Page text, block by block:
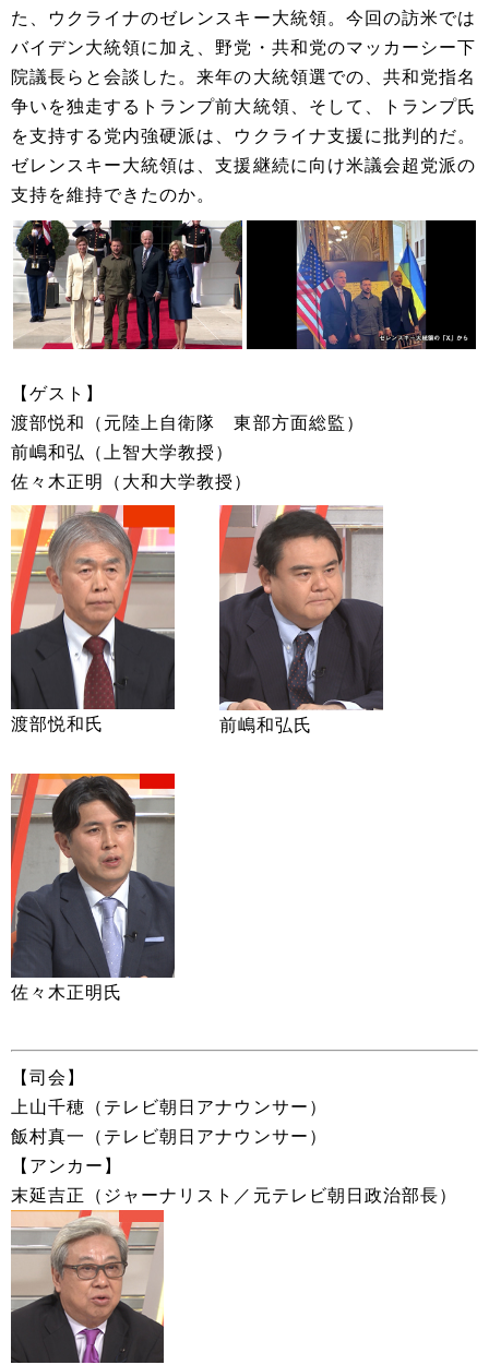
た、ウクライナのゼレンスキー大統領。今回の訪米では
バイデン大統領に加え、野党・共和党のマッカーシー下
院議長らと会談した。来年の大統領選での、共和党指名
争いを独走するトランプ前大統領、そして、トランプ氏
を支持する党内強硬派は、ウクライナ支援に批判的だ。
ゼレンスキー大統領は、支援継続に向け米議会超党派の
支持を維持できたのか。
【ゲスト】
渡部悦和（元陸上自衛隊 東部方面総監）
前嶋和弘（上智大学教授）
佐々木正明（大和大学教授）
渡部悦和氏 前嶋和弘氏
佐々木正明氏
【司会】
上山千穂（テレビ朝日アナウンサー）
飯村真一（テレビ朝日アナウンサー）
【アンカー】
末延吉正（ジャーナリスト／元テレビ朝日政治部長）